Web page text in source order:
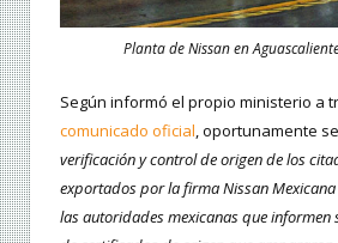
Planta de Nissan en
Según informó el propio ministerio a
comunicado oficial, oportunamente se
verificación y control de origen de los
exportados por la firma Nissan Mexicana
las autoridades mexicanas que informen